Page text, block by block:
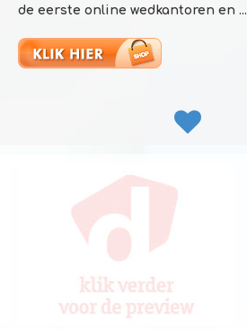
de eerste online wedkantoren en ...